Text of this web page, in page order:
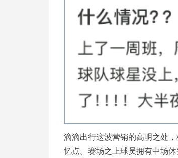
滴滴出行这波营销的高明之处
忆点。赛场之上球员拥有中场